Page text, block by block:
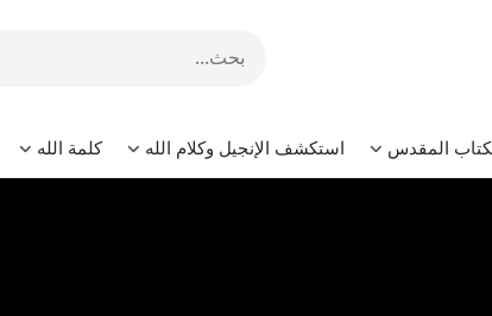
المقدس استكشف الإنجيل وكلام الله كلمة الله